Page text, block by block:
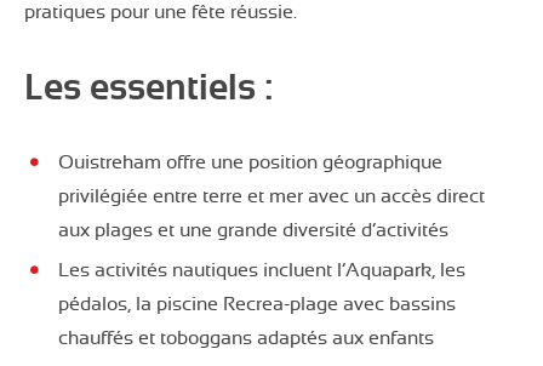
pratiques pour une fête réussie.
Les essentiels :
Ouistreham offre une position géographique
privilégiée entre terre et mer avec un accès direct
aux plages et une grande diversité d’activités
Les activités nautiques incluent l’Aquapark, les
pédalos, la piscine Recrea-plage avec bassins
chauffés et toboggans adaptés aux enfants